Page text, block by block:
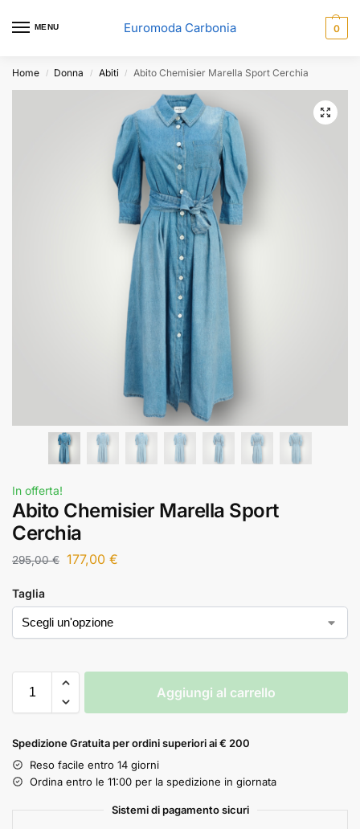
MENU Euromoda Carbonia 0
Home / Donna / Abiti / Abito Chemisier Marella Sport Cerchia
In offerta!
Abito Chemisier Marella Sport
Cerchia
295,00€ 177,00 €
Taglia
Aggiungi al carrello
Spedizione Gratuita per ordini superiori ai € 200
Reso facile entro 14 giorni
Ordina entro le 11:00 per la spedizione in giornata
Sistemi di pagamento sicuri